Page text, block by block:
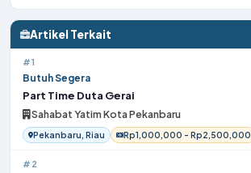
Artikel Terkait
#1
Butuh Segera
Part Time Duta Gerai
Sahabat Yatim Kota Pekanbaru
Pekanbaru, Riau Rp1,000,000 - Rp2,500,000
#2